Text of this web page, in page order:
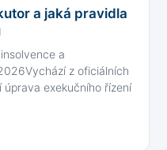
a jaká pravidla
a
z oficiálních
exekučního řízení